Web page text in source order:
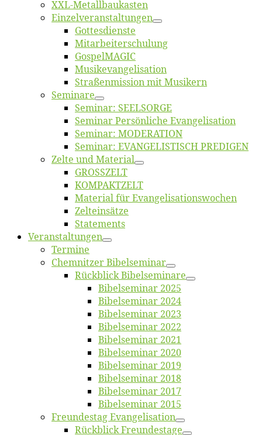
XXL-Me­­tal­l­­bau­­kas­­ten
Einzelver­an­stal­tungen
Got­tes­diens­te
Mitarbeiter­schulung
Gos­pel­MA­GIC
Musikevan­ge­li­sa­tion
Straßenmis­sion mit Musikern
Se­mi­na­re
Se­mi­nar: SEELSORGE
Se­mi­nar Per­sön­li­che Evangelisation
Se­mi­nar: MODERATION
Se­mi­nar: EVANGELISTISCH PREDIGEN
Zel­te und Material
GROSSZELT
KOMPAKTZELT
Ma­te­ri­al für Evangelisationswochen
Zelt­ein­sät­ze
State­ments
Ver­an­stal­tun­gen
Ter­mi­ne
Chemnit­zer Bibelseminar
Rück­blick Bibelseminare
Bi­bel­se­mi­nar 2025
Bi­bel­se­mi­nar 2024
Bi­bel­se­mi­nar 2023
Bi­bel­se­mi­nar 2022
Bi­bel­se­mi­nar 2021
Bi­bel­se­mi­nar 2020
Bi­bel­se­mi­nar 2019
Bi­bel­se­mi­nar 2018
Bibelsemi­nar 2017
Bibelsemi­nar 2015
Freun­des­tag Evangelisation
Rück­blick Freundestage